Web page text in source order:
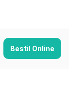
Bestil Online